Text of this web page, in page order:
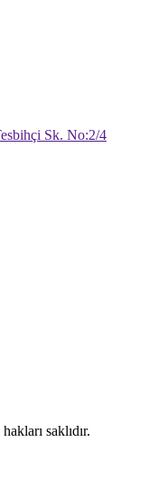
Sk. No:2/4
saklıdır.